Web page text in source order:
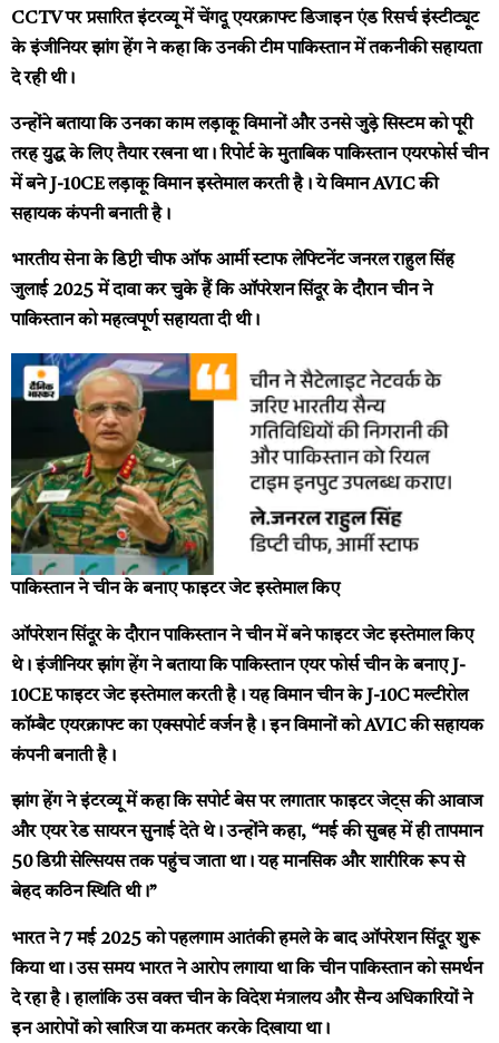
CCTV पर प्रसारित इंटरव्यू में चेंगदू एयरक्राफ्ट डिजाइन एंड रिसर्च इंस्टीट्यूट
के इंजीनियर झांग हेंग ने कहा कि उनकी टीम पाकिस्तान में तकनीकी सहायता
दे रही थी।
उन्होंने बताया कि उनका काम लड़ाकू विमानों और उनसे जुड़े सिस्टम को पूरी
तरह युद्ध के लिए तैयार रखना था। रिपोर्ट के मुताबिक पाकिस्तान एयरफोर्स चीन
में बने J-10CE लड़ाकू विमान इस्तेमाल करती है। ये विमान AVIC की
सहायक कंपनी बनाती है।
भारतीय सेना के डिप्टी चीफ ऑफ आर्मी स्टाफ लेफ्टिनेंट जनरल राहुल सिंह
जुलाई 2025 में दावा कर चुके हैं कि ऑपरेशन सिंदूर के दौरान चीन ने
पाकिस्तान को महत्वपूर्ण सहायता दी थी।
पाकिस्तान ने चीन के बनाए फाइटर जेट इस्तेमाल किए
ऑपरेशन सिंदूर के दौरान पाकिस्तान ने चीन में बने फाइटर जेट इस्तेमाल किए
थे। इंजीनियर झांग हेंग ने बताया कि पाकिस्तान एयर फोर्स चीन के बनाए J-
10CE फाइटर जेट इस्तेमाल करती है। यह विमान चीन के J-10C मल्टीरोल
कॉम्बैट एयरक्राफ्ट का एक्सपोर्ट वर्जन है। इन विमानों को AVIC की सहायक
कंपनी बनाती है।
झांग हेंग ने इंटरव्यू में कहा कि सपोर्ट बेस पर लगातार फाइटर जेट्स की आवाज
और एयर रेड सायरन सुनाई देते थे। उन्होंने कहा, “मई की सुबह में ही तापमान
50 डिग्री सेल्सियस तक पहुंच जाता था। यह मानसिक और शारीरिक रूप से
बेहद कठिन स्थिति थी।”
भारत ने 7 मई 2025 को पहलगाम आतंकी हमले के बाद ऑपरेशन सिंदूर शुरू
किया था। उस समय भारत ने आरोप लगाया था कि चीन पाकिस्तान को समर्थन
दे रहा है। हालांकि उस वक्त चीन के विदेश मंत्रालय और सैन्य अधिकारियों ने
इन आरोपों को खारिज या कमतर करके दिखाया था।